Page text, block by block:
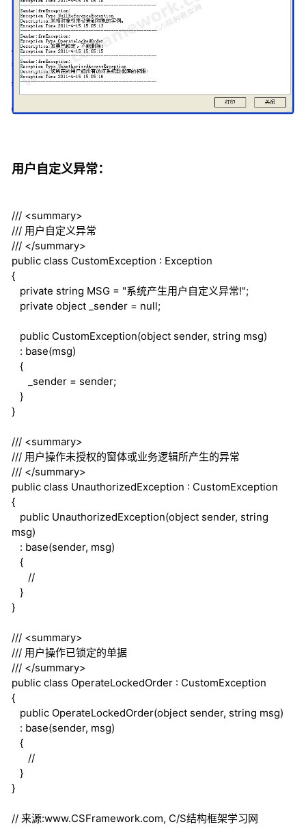
用户自定义异常：
/// <summary>
/// 用户自定义异常
/// </summary>
public class CustomException : Exception
{
private string MSG = "系统产生用户自定义异常!";
private object _sender = null;
public CustomException(object sender, string msg)
: base(msg)
{
_sender = sender;
}
}
/// <summary>
/// 用户操作未授权的窗体或业务逻辑所产生的异常
/// </summary>
public class UnauthorizedException : CustomException
{
public UnauthorizedException(object sender, string
msg)
: base(sender, msg)
{
//
}
}
/// <summary>
/// 用户操作已锁定的单据
/// </summary>
public class OperateLockedOrder : CustomException
{
public OperateLockedOrder(object sender, string msg)
: base(sender, msg)
{
//
}
}
// 来源:www.CSFramework.com, C/S结构框架学习网